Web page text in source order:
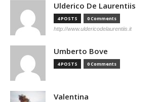
Ulderico De Laurentiis
4 POSTS 0 Comments
http://www.uldericodelaurentiis.it
Umberto Bove
4 POSTS 0 Comments
Valentina